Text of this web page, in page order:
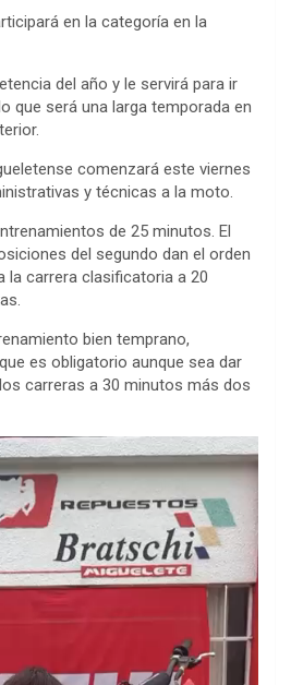
en la categoría en la
del año y le servirá para ir
que será una larga temporada en
comenzará este viernes
y técnicas a la moto.
de 25 minutos. El
del segundo dan el orden
la carrera clasificatoria a 20
bien temprano,
es obligatorio aunque sea dar
carreras a 30 minutos más dos